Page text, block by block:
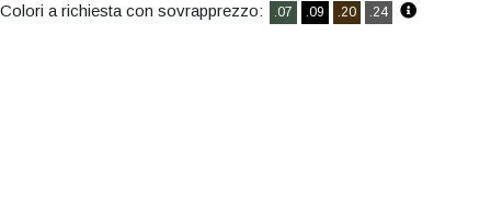
Colori a richiesta con sovrapprezzo:
.07 .09 .20 .24